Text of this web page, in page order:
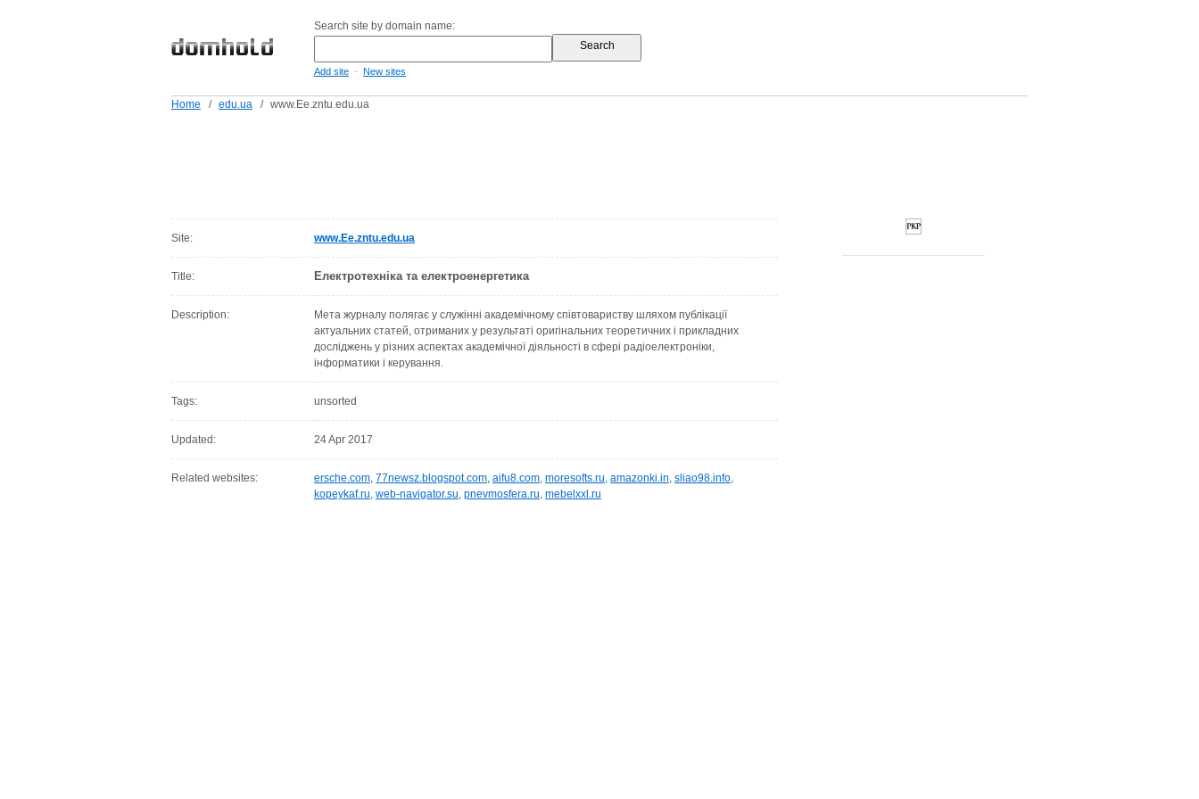
Search site by domain name:
Add site - New sites
Home / edu.ua / www.Ee.zntu.edu.ua
Site: www.Ee.zntu.edu.ua
Title: Електротехніка та електроенергетика
Description:
Мета журналу полягає у служінні академічному співтовариству шляхом публікації
актуальних статей, отриманих у результаті оригінальних теоретичних і прикладних
досліджень у різних аспектах академічної діяльності в сфері радіоелектроніки,
інформатики і керування.
Tags: unsorted
Updated: 24 Apr 2017
Related websites: ersche.com, 77newsz.blogspot.com, aifu8.com, moresofts.ru, amazonki.in, sliao98.info,
kopeykaf.ru, web-navigator.su, pnevmosfera.ru, mebelxxl.ru